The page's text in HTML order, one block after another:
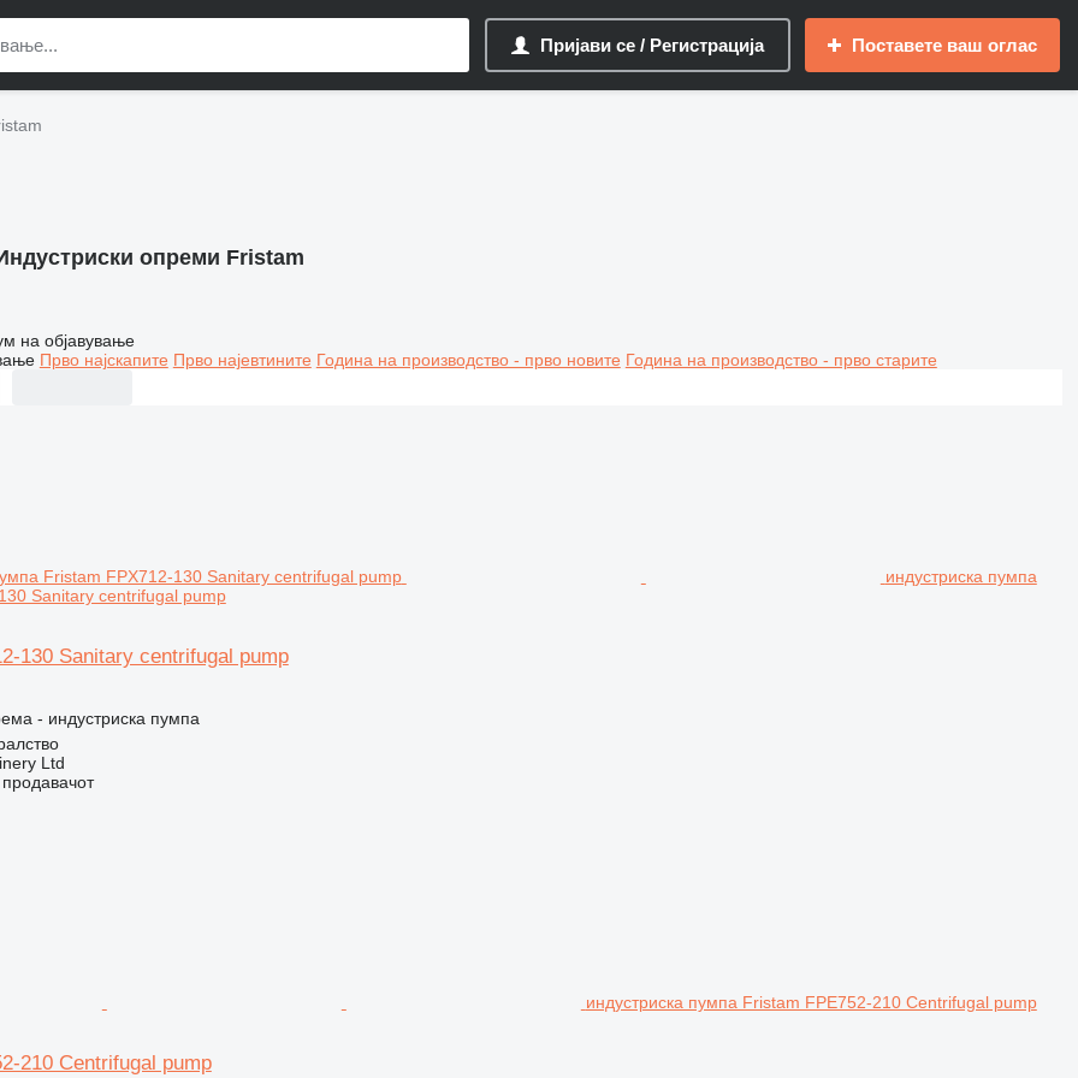
Пријави се / Регистрација Поставете ваш оглас
опреми Fristam
на објавување
Прво најскапите Прво најевтините Година на производство - прво новите Година на производство - прво старите
индустриска пумпа
Sanitary centrifugal pump
130 Sanitary centrifugal pump
- индустриска пумпа
Ltd
продавачот
индустриска пумпа Fristam FPE752-210 Centrifugal pump
210 Centrifugal pump